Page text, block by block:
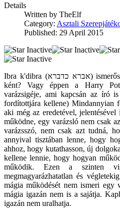
Details
Written by TheElf
Category: Asztali
Published: 29 April 2015
Ibra k'dibra (אברא כדברא) ismerős valakinek? És "abrakadabra"-
ként? Vagy éppen a Harry
varázsigéje, ami kapcsán az író
fordítottjára kellene) Mindannyian
aki még az eredetével,
működne, egy varázsló nem csak
varázsszó, nem csak azt tudná,
annyival tisztában lenne, hogy
ahhoz, hogy kutathasson, új
kellene lennie, hogy hogyan
működik. Ezen a szinten
megmagyarázhatatlan és
mágia működését nem ismeri egy
mágia igazán nem is a sajátja.
igazán nem uralhatja.